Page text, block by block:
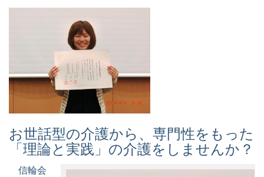
お世話型の介護から、専門性をもった
「理論と実践」の介護をしませんか？
信輪会